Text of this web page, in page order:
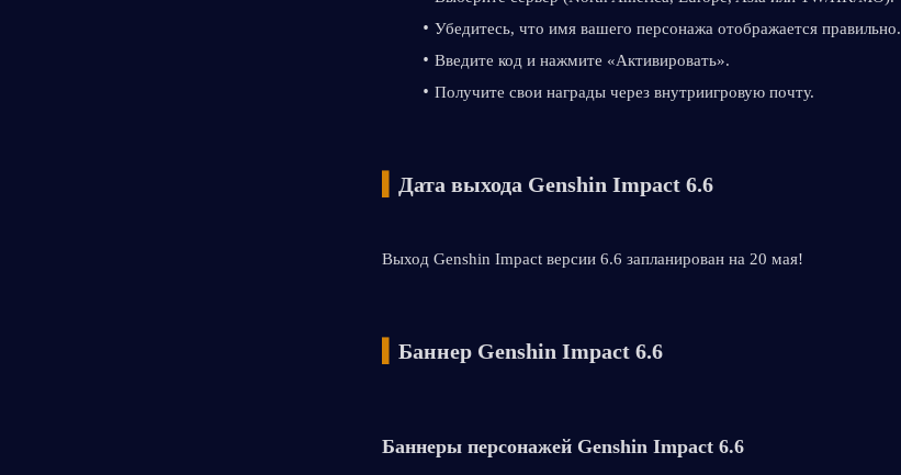
Убедитесь, что имя вашего персонажа отображается правильно.
Введите код и нажмите «Активировать».
Получите свои награды через внутриигровую почту.
Дата выхода Genshin Impact 6.6
Выход Genshin Impact версии 6.6 запланирован на 20 мая!
Баннер Genshin Impact 6.6
Баннеры персонажей Genshin Impact 6.6